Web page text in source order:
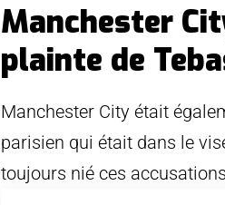
Manchester
plainte de
Manchester City était
parisien qui était dans le
toujours nié ces